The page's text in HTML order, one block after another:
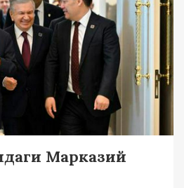
Марказий